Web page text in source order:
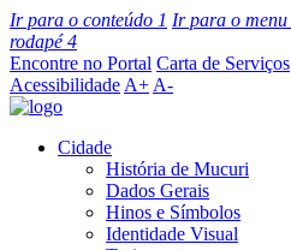
Ir para o conteúdo 1 Ir para o menu
rodapé4
Encontre no Portal Carta de Serviços
Acessibilidade A+ A-
Cidade
História de Mucuri
Dados Gerais
Hinos e Símbolos
Identidade Visual